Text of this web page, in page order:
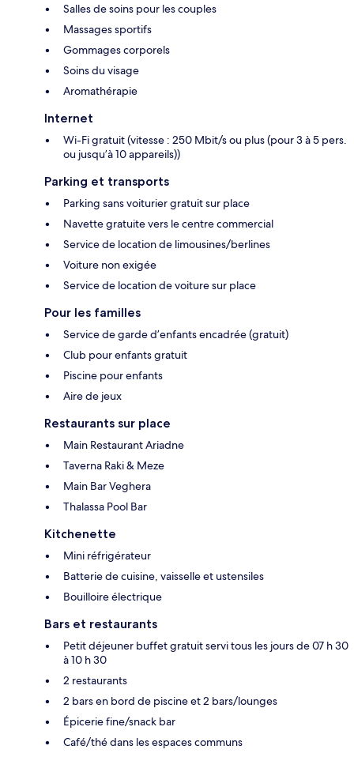
Salles de soins pour les couples
Massages sportifs
Gommages corporels
Soins du visage
Aromathérapie
Internet
Wi-Fi gratuit (vitesse : 250 Mbit/s ou plus (pour 3 à 5 pers.
ou jusqu’à 10 appareils))
Parking et transports
Parking sans voiturier gratuit sur place
Navette gratuite vers le centre commercial
Service de location de limousines/berlines
Voiture non exigée
Service de location de voiture sur place
Pour les familles
Service de garde d’enfants encadrée (gratuit)
Club pour enfants gratuit
Piscine pour enfants
Aire de jeux
Restaurants sur place
Main Restaurant Ariadne
Taverna Raki & Meze
Main Bar Veghera
Thalassa Pool Bar
Kitchenette
Mini réfrigérateur
Batterie de cuisine, vaisselle et ustensiles
Bouilloire électrique
Bars et restaurants
Petit déjeuner buffet gratuit servi tous les jours de 07 h 30
à 10 h 30
2 restaurants
2 bars en bord de piscine et 2 bars/lounges
Épicerie fine/snack bar
Café/thé dans les espaces communs